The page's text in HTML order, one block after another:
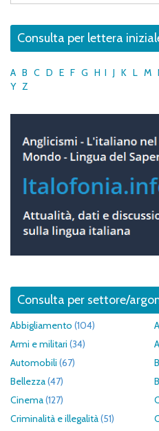
Consulta per lettera
A B C D E F G H I J K L M
Y Z
Consulta per settore/
Abbigliamento (104)
Armi e militari (34)
Automobili (67)
Bellezza(47)
Cinema(127)
Criminalità e illegalità(51)